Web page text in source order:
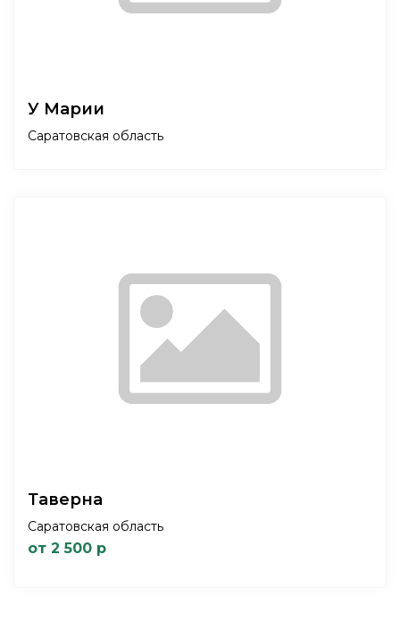
У Марии
Саратовская область
Таверна
Саратовская область
от 2 500 р